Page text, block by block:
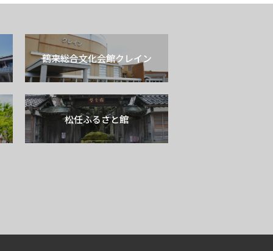
鶴来総合文化会館クレイン
松任ふるさと館